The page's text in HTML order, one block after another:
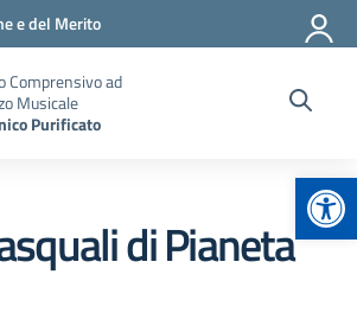
e del Merito
Comprensivo ad
Musicale
Purificato
di Pianeta